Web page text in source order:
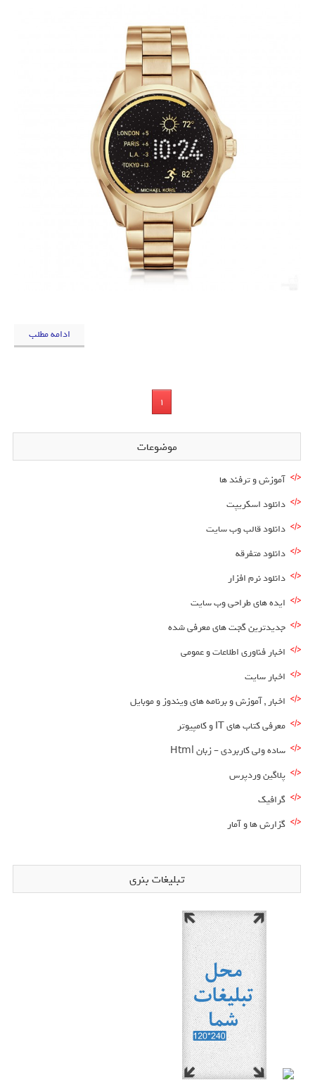
ادامه مطلب
1
موضوعات
آموزش و ترفند ها
دانلود اسکریپت
دانلود قالب وب سایت
دانلود متفرقه
دانلود نرم افزار
ایده های طراحی وب سایت
جدیدترین گجت های معرفی شده
اخبار فناوری اطلاعات و عمومی
اخبار سایت
اخبار , آموزش و برنامه های ویندوز و موبایل
معرفی کتاب های IT و کامپیوتر
ساده ولی کاربردی – زبان Html
پلاگین وردپرس
گرافیک
گزارش ها و آمار
تبلیغات بنری